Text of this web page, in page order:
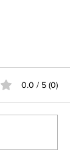
0.0 / 5 (0)